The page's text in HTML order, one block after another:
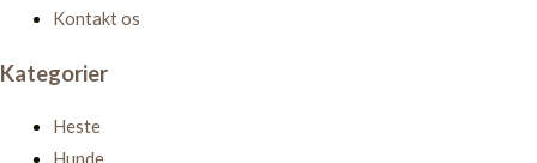
Kontakt os
Kategorier
Heste
Hunde